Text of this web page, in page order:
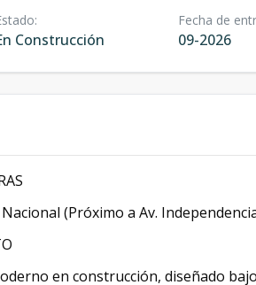
:
Construcción
Fecha de
09-2026
(Próximo a Av.
en construcción, diseñado